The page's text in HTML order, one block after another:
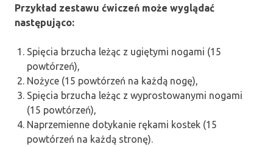
Przykład zestawu ćwiczeń może wyglądać
następująco:
Spięcia brzucha leżąc z ugiętymi nogami (15
powtórzeń),
Nożyce (15 powtórzeń na każdą nogę),
Spięcia brzucha leżąc z wyprostowanymi nogami
(15 powtórzeń),
Naprzemienne dotykanie rękami kostek (15
powtórzeń na każdą stronę).